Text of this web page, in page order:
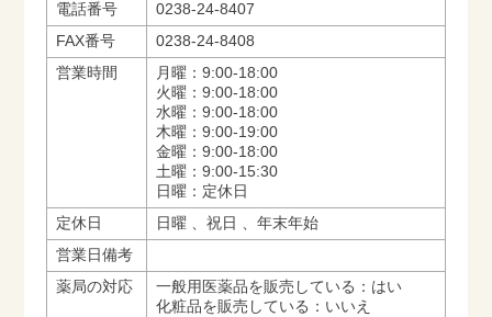
電話番号
0238-24-8407
FAX番号
0238-24-8408
営業時間
月曜：9:00-18:00
火曜：9:00-18:00
水曜：9:00-18:00
木曜：9:00-19:00
金曜：9:00-18:00
土曜：9:00-15:30
日曜：定休日
定休日
日曜 、祝日 、年末年始
営業日備考
薬局の対応
一般用医薬品を販売している：はい
化粧品を販売している：いいえ